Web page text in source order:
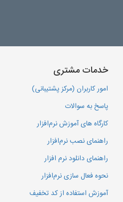
خدمات مشتری
امور کاربران (مرکز پشتیبانی)
پاسخ به سوالات
کارگاه های آموزش نرم‌افزار
راهنمای نصب نرم‌افزار
راهنمای دانلود نرم افزار
نحوه فعال سازی نرم‌افزار
آموزش استفاده از کد تخفیف